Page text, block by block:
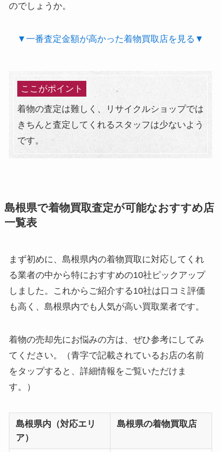
のでしょうか。
▼一番査定金額が高かった着物買取店を見る▼
ここがポイント
着物の査定は難しく、リサイクルショップでは
きちんと査定してくれるスタッフは少ないよう
です。
島根県で着物買取査定が可能なおすすめ店
一覧表
まず初めに、島根県内の着物買取に対応してくれ
る業者の中から特におすすめの10社ピックアップ
しました。これからご紹介する10社は口コミ評価
も高く、島根県内でも人気が高い買取業者です。
着物の売却先にお悩みの方は、ぜひ参考にしてみ
てください。（青字で記載されているお店の名前
をタップすると、詳細情報をご覧いただけま
す。）
島根県内（対応エリ
ア）
島根県の着物買取店